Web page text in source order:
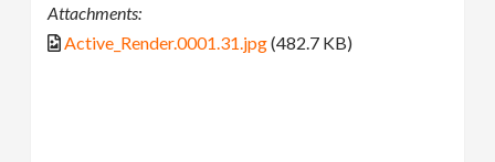
Attachments:
Active_Render.0001.31.jpg(482.7 KB)